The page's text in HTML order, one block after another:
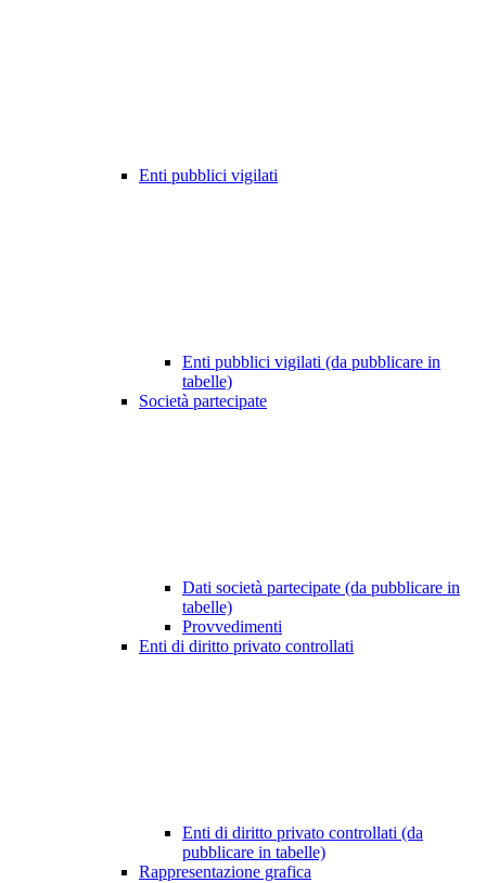
Enti pubblici vigilati
Enti pubblici vigilati (da pubblicare in
tabelle)
Società partecipate
Dati società partecipate (da pubblicare in
tabelle)
Provvedimenti
Enti di diritto privato controllati
Enti di diritto privato controllati (da
pubblicare in tabelle)
Rappresentazione grafica